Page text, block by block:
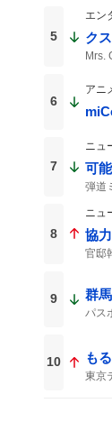
5
エン
ク
Mrs.
6
アニ
7
ニュ
可
弾道
弾
8
ニュ
協
官邸
9 群
パス
10 も
東京